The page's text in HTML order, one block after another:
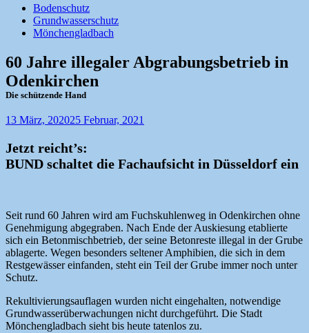
Veröffentlicht
Bodenschutz
Grundwasserschutz
Mönchengladbach
60 Jahre illegaler Abgrabungsbetrieb in
Odenkirchen
Die schützende Hand
13 März, 202025 Februar, 2021
Jetzt reicht’s:
BUND schaltet die Fachaufsicht in Düsseldorf ein
Seit rund 60 Jahren wird am Fuchskuhlenweg in Odenkirchen ohne
Genehmigung abgegraben. Nach Ende der Auskiesung etablierte
sich ein Betonmischbetrieb, der seine Betonreste illegal in der Grube
ablagerte. Wegen besonders seltener Amphibien, die sich in dem
Restgewässer einfanden, steht ein Teil der Grube immer noch unter
Schutz.
Rekultivierungsauflagen wurden nicht eingehalten, notwendige
Grundwasserüberwachungen nicht durchgeführt. Die Stadt
Mönchengladbach sieht bis heute tatenlos zu.